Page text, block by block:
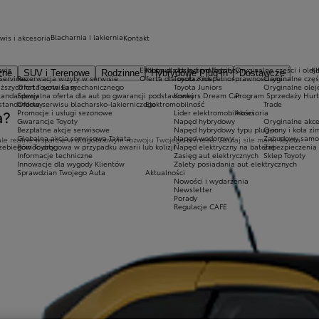
SUV i Terenowe Rodzinne Hybrydowe Plug-in
Dostawcze
Ekobonus dla hybryd Toyoty
Oferta dla osób z niepełnosprawnościami
Toyoty
Kluby dla dzieci i młodzieży
Toyota Kids
Toyota Juniors
Konkurs Dream Car
Elektromobilność
Lider elektromobilności
Napęd hybrydowy
Napęd hybrydowy typu plug-in
Napęd wodorowy
Napęd elektryczny na baterię
Zasięg aut elektrycznych
Zalety posiadania aut elektrycznych
Aktualności
Nowości i wydarzenia
Newsletter
Porady
Regulacje CAFE
rat Toyota Easy
i akcesoria
Rezerwacja wizyty w serwisie
Oferta serwisu mechanicznego
Specjalna oferta dla aut po gwarancji podstawowej
Oferta serwisu blacharsko-lakierniczego
Promocje i usługi sezonowe
Gwarancje Toyoty
Bezpłatne akcje serwisowe
Globalna akcja serwisowa Takata
Pomoc drogowa w przypadku awarii lub kolizji
Informacje techniczne
Innowacje dla wygody Klientów
Sprawdzian Twojego Auta
Oryginalne części i
Oryginalne
Oryginalne
Program Sprzedaży
Trade
Akcesoria
Oryginalne
Opony i koła
Zabudowy
Sklep Toyoty
Blacharnia i lakierniaKontakt
realne wsparcie w długofalowym rozwoju Twojego biznesu. Zaufaj sile marki Toyota.